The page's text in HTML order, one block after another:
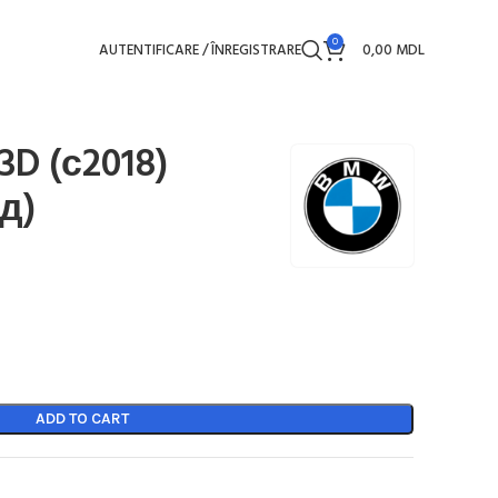
AUTENTIFICARE / ÎNREGISTRARE 0 0,00 MDL
(с2018)
ADD TO CART